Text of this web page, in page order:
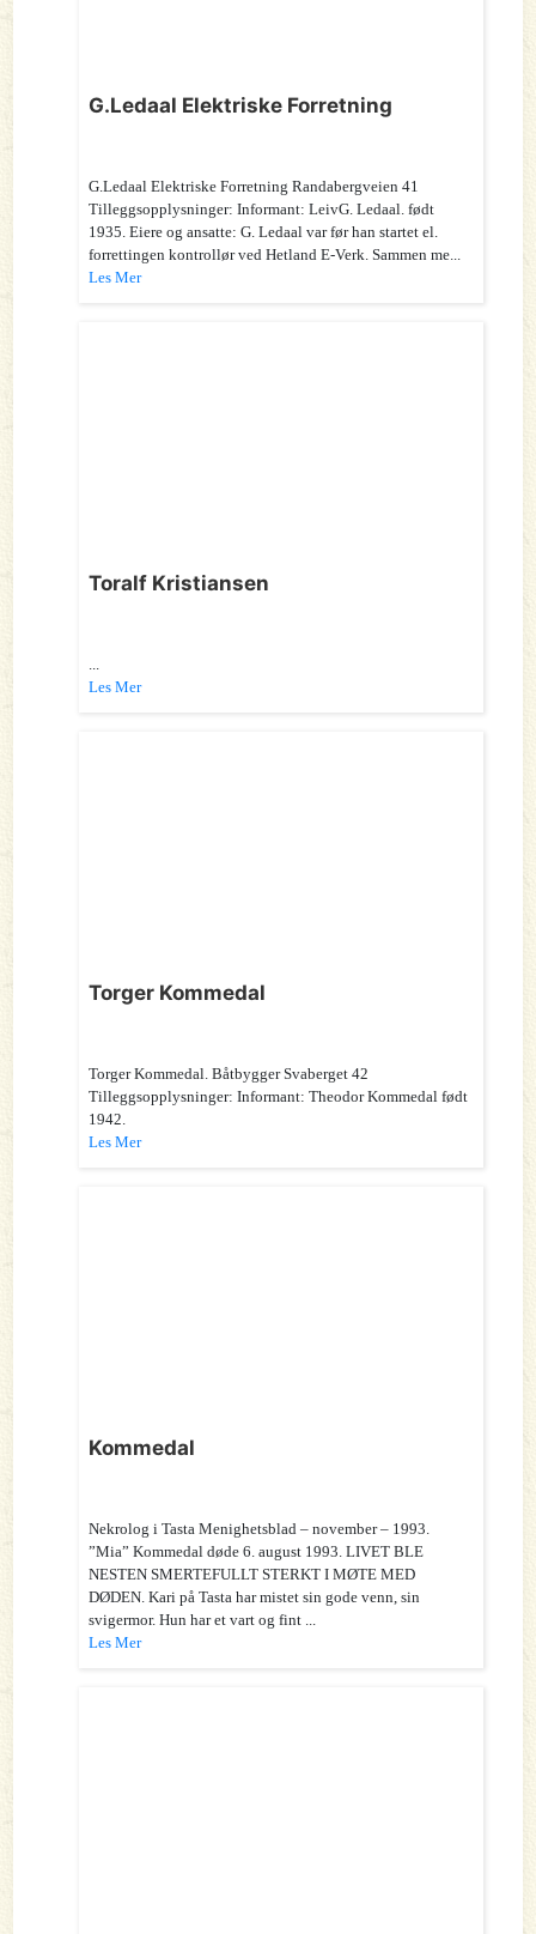
G.Ledaal Elektriske Forretning
G.Ledaal Elektriske Forretning Randabergveien 41
Tilleggsopplysninger: Informant: LeivG. Ledaal. født
1935. Eiere og ansatte: G. Ledaal var før han startet el.
forrettingen kontrollør ved Hetland E-Verk. Sammen me...
Les Mer
Toralf Kristiansen
Les Mer
Torger Kommedal
Torger Kommedal. Båtbygger Svaberget 42
Tilleggsopplysninger: Informant: Theodor Kommedal født
1942.
Les Mer
Kommedal
Nekrolog i Tasta Menighetsblad – november – 1993.
”Mia” Kommedal døde 6. august 1993. LIVET BLE
NESTEN SMERTEFULLT STERKT I MØTE MED
DØDEN. Kari på Tasta har mistet sin gode venn, sin
svigermor. Hun har et vart og fint ...
Les Mer